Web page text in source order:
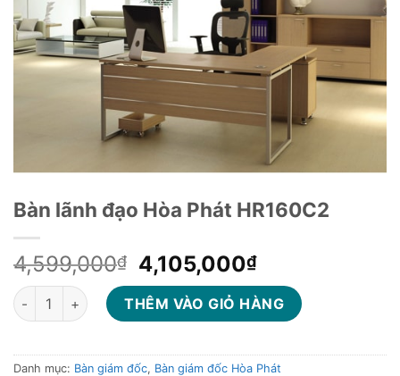
Bàn lãnh đạo Hòa Phát HR160C2
4,599,000₫
Giá
gốc
là:
4,599,000₫.
4,105,000₫Giá
hiện
tại
là:
4,105,000₫.
Bàn lãnh đạo Hòa Phát HR160C2 số lượng
THÊM VÀO GIỎ HÀNG
Danh mục: Bàn giám đốc, Bàn giám đốc Hòa Phát